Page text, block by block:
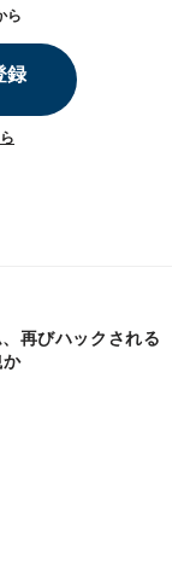
ら
録
再びハックされる